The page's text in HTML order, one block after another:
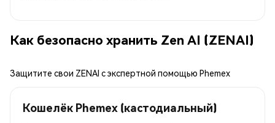
Как безопасно хранить Zen AI (ZENAI)
Защитите свои ZENAI с экспертной помощью Phemex
Кошелёк Phemex (кастодиальный)